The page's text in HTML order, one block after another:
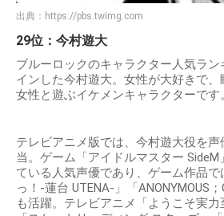
出典： https://pbs.twimg.com
29位：今村遊大
ブルーロックのキャラクター人気ラ
インした今村遊大。女性が大好きで
女性と遊ぶイケメンキャラクターです。
テレビアニメ版では、今村遊大役を
当。ゲーム「アイドルマスター
ている人気声優であり、ゲーム作品
っ！-蓮台 UTENA-」「ANONYMOUS
も活躍。テレビアニメ「ようこそ実力